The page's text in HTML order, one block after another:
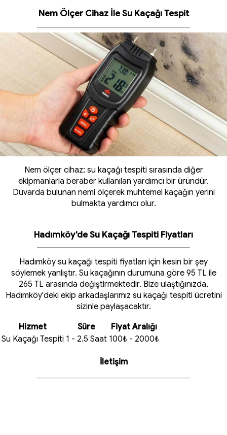
Nem Ölçer Cihaz İle Su Kaçağı Tespit
Nem ölçer cihaz; su kaçağı tespiti sırasında diğer
ekipmanlarla beraber kullanılan yardımcı bir üründür.
Duvarda bulunan nemi ölçerek muhtemel kaçağın yerini
bulmakta yardımcı olur.
Hadımköy'de Su Kaçağı Tespiti Fiyatları
Hadımköy su kaçağı tespiti fiyatları için kesin bir şey
söylemek yanlıştır. Su kaçağının durumuna göre 95 TL ile
265 TL arasında değiştirmektedir. Bize ulaştığınızda,
Hadımköy'deki ekip arkadaşlarımız su kaçağı tespiti ücretini
sizinle paylaşacaktır.
Hizmet
Süre
Fiyat Aralığı
Su Kaçağı Tespiti 1 - 2.5 Saat 100₺ - 2000₺
İletişim